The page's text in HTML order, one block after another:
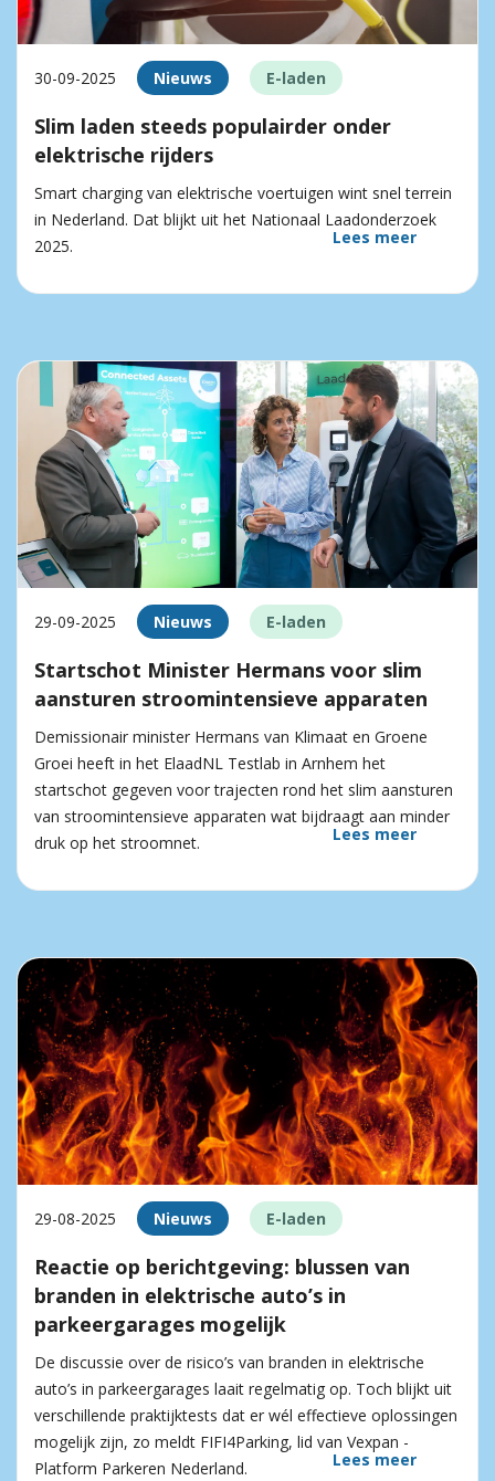
30-09-2025 Nieuws E-laden
Slim laden steeds populairder onder
elektrische rijders
Smart charging van elektrische voertuigen wint snel terrein
in Nederland. Dat blijkt uit het Nationaal Laadonderzoek
2025.
Lees meer
29-09-2025 Nieuws E-laden
Startschot Minister Hermans voor slim
aansturen stroomintensieve apparaten
Demissionair minister Hermans van Klimaat en Groene
Groei heeft in het ElaadNL Testlab in Arnhem het
startschot gegeven voor trajecten rond het slim aansturen
van stroomintensieve apparaten wat bijdraagt aan minder
druk op het stroomnet.
Lees meer
29-08-2025 Nieuws E-laden
Reactie op berichtgeving: blussen van
branden in elektrische auto’s in
parkeergarages mogelijk
De discussie over de risico’s van branden in elektrische
auto’s in parkeergarages laait regelmatig op. Toch blijkt uit
verschillende praktijktests dat er wél effectieve oplossingen
mogelijk zijn, zo meldt FIFI4Parking, lid van Vexpan -
Platform Parkeren Nederland.
Lees meer